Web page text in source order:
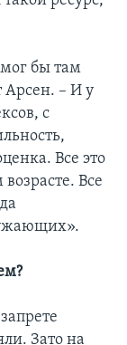
мог бы там
Арсен. – И у
с
Все это
Все
Зато на